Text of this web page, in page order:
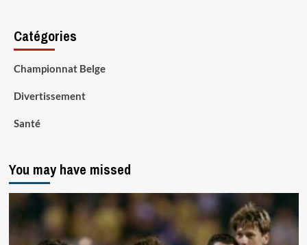
Catégories
Championnat Belge
Divertissement
Santé
You may have missed